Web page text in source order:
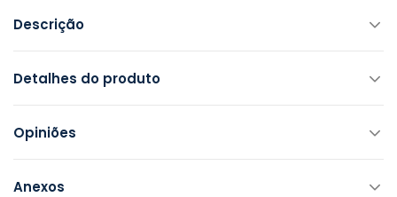
Descrição
Detalhes do produto
Opiniões
Anexos